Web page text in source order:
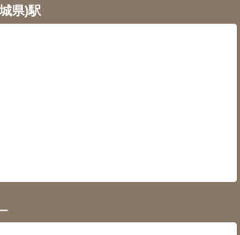
県)駅